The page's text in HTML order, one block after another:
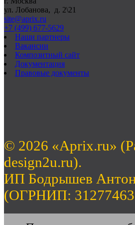
ул. Лобанова, д. 2\21
site@aprix.ru
+7 (499) 677-5629
Наши партнеры
Вакансии
Композитный сайт
Документация
Правовые документы
© 2026 «Aprix.ru»
design2u.ru).
ИП Бодрышев Антон
(ОГРНИП: